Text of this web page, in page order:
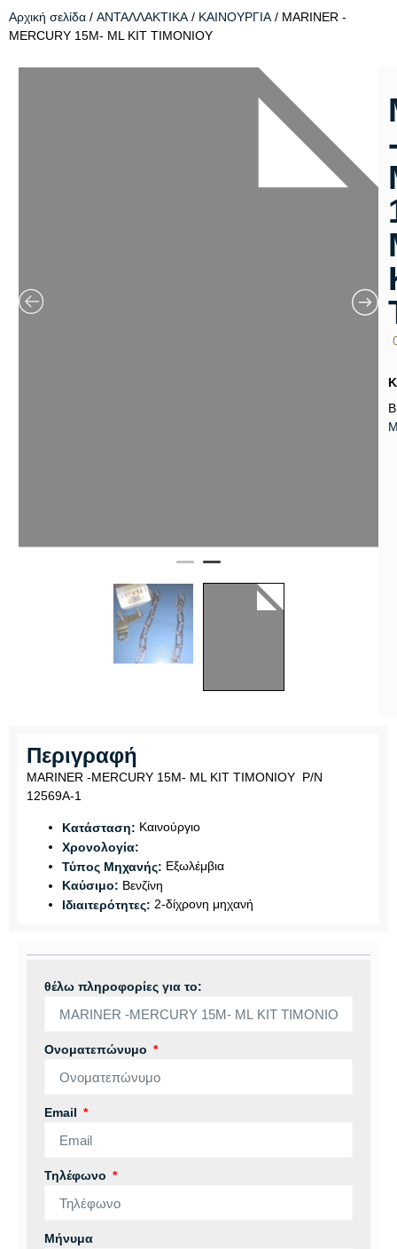
Αρχική σελίδα / ΑΝΤΑΛΛΑΚΤΙΚΑ / ΚΑΙΝΟΥΡΓΙΑ / MARINER -
MERCURY 15M- ML KIT ΤΙΜΟΝΙΟΥ
-
Περιγραφή
MARINER -MERCURY 15M- ML KIT ΤΙΜΟΝΙΟΥ P/N
12569A-1
Κατάσταση: Καινούργιο
Χρονολογία:
Τύπος Μηχανής: Εξωλέμβια
Καύσιμο: Βενζίνη
Ιδιαιτερότητες: 2-δίχρονη μηχανή
θέλω πληροφορίες για το:
Ονοματεπώνυμο
Email
Τηλέφωνο
Μήνυμα